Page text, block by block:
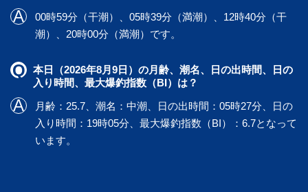
00時59分（干潮）、05時39分（満潮）、12時40分（干
潮）、20時00分（満潮）です。
本日（2026年8月9日）の月齢、潮名、日の出時間、日の
入り時間、最大爆釣指数（BI）は？
月齢：25.7、潮名：中潮、日の出時間：05時27分、日の
入り時間：19時05分、最大爆釣指数（BI）：6.7となって
います。